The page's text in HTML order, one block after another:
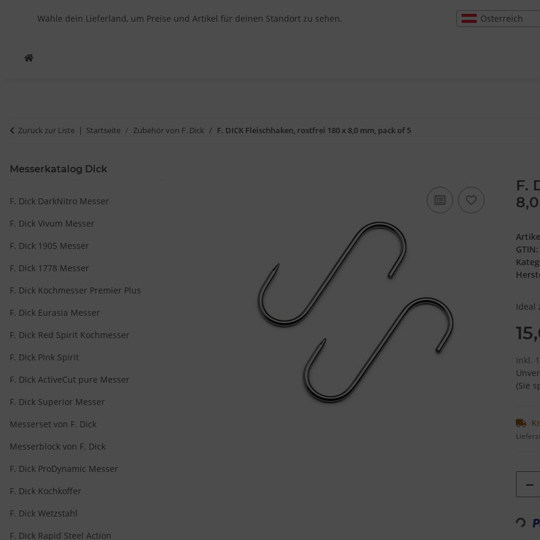
Wähle dein Lieferland, um Preise und Artikel für deinen Standort zu sehen. Österreich
Zurück zur Liste Startseite Zubehör von F. Dick F. DICK Fleischhaken, rostfrei 180 x 8,0 mm, pack of 5
F.
GTIN:
Ideal
inkl.
(Sie
Messerkatalog Dick
F. Dick DarkNitro Messer
F. Dick Vivum Messer
F. Dick 1905 Messer
F. Dick 1778 Messer
F. Dick Kochmesser Premier Plus
F. Dick Eurasia Messer
F. Dick Red Spirit Kochmesser
F. Dick Pink Spirit
F. Dick ActiveCut pure Messer
F. Dick Superior Messer
Messerset von F. Dick
Messerblock von F. Dick
F. Dick ProDynamic Messer
F. Dick Kochkoffer
F. Dick Wetzstahl
F. Dick Rapid Steel Action